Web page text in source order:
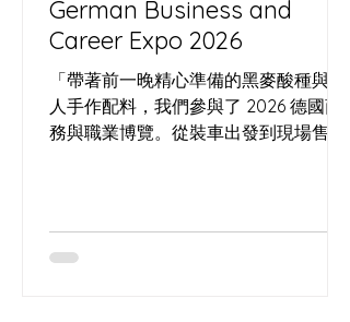
German Business and
Career Expo 2026
「帶著前一晚精心準備的黑麥酸種與職
人手作配料，我們參與了 2026 德國商
務與職業博覽。從裝車出發到現場售